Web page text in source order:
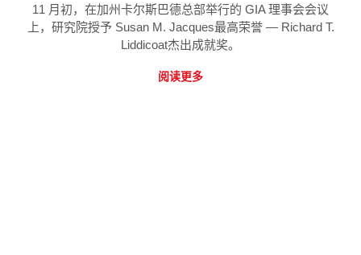
11 月初，在加州卡尔斯巴德总部举行的 GIA 理事会会议
上，研究院授予 Susan M. Jacques最高荣誉 — Richard T.
Liddicoat杰出成就奖。
阅读更多